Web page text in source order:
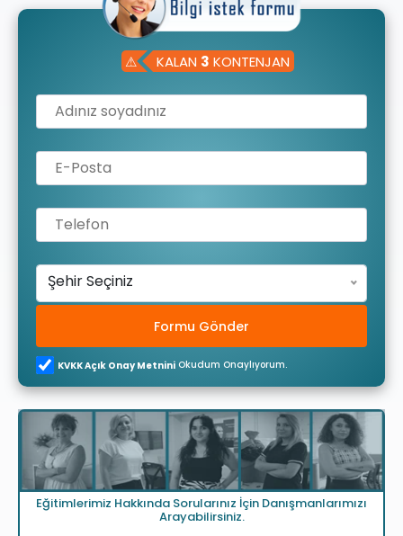
⚠ KALAN 3 KONTENJAN
Şehir Seçiniz
Formu Gönder
KVKK Açık Onay Metnini Okudum Onaylıyorum.
Eğitimlerimiz Hakkında Sorularınız İçin Danışmanlarımızı
Arayabilirsiniz.